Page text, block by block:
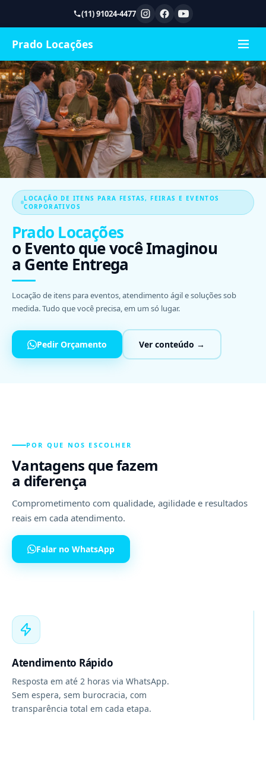
(11) 91024-4477
Prado Locações
LOCAÇÃO DE ITENS PARA FESTAS, FEIRAS E EVENTOS
CORPORATIVOS
Prado Locações
o Evento que você Imaginou
a Gente Entrega
Locação de itens para eventos, atendimento ágil e soluções sob
medida. Tudo que você precisa, em um só lugar.
Pedir Orçamento Ver conteúdo →
POR QUE NOS ESCOLHER
Vantagens que fazem
a diferença
Comprometimento com qualidade, agilidade e resultados
reais em cada atendimento.
Falar no WhatsApp
Atendimento Rápido
Resposta em até 2 horas via WhatsApp.
Sem espera, sem burocracia, com
transparência total em cada etapa.